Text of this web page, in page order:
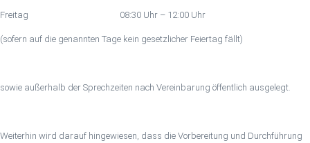
Freitag 08:30 Uhr – 12:00 Uhr
(sofern auf die genannten Tage kein gesetzlicher Feiertag fällt)
sowie außerhalb der Sprechzeiten nach Vereinbarung öffentlich ausgelegt.
Weiterhin wird darauf hingewiesen, dass die Vorbereitung und Durchführung